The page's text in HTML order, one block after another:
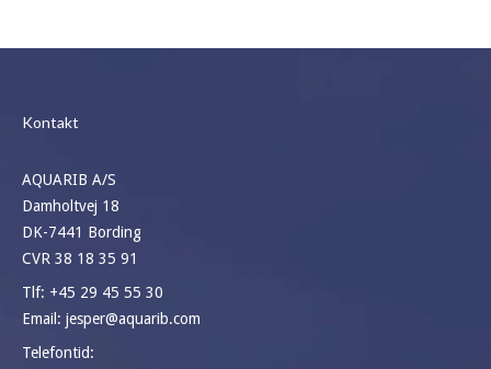
Kontakt
AQUARIB A/S
Damholtvej 18
DK-7441 Bording
CVR 38 18 35 91
Tlf: +45 29 45 55 30
Email: jesper@aquarib.com
Telefontid: